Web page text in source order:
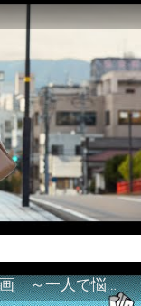
「ギャンブル等依存症対策啓発動画 ～一人で悩まず、家族で悩まず、まず！相談機関へ～」